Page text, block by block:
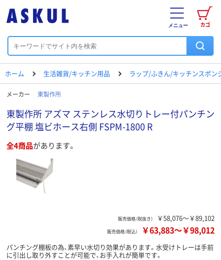
カゴ
メニュー
ホーム 生活雑貨/キッチン用品 ラップ/ふきん/キッチンスポン
メーカー 東製作所
東製作所 アズマ ステンレス水切りトレー付パンチン
グ平棚 塩ビホース右側 FSPM-1800 R
全4商品があります。
販売価格（税抜き） ￥58,076～￥89,102
販売価格（税込） ￥63,883～￥98,012
パンチング棚板の為、素早い水切り効果があります。水受けトレーは手前
に引出し取り外すことが可能で、お手入れが簡単です。